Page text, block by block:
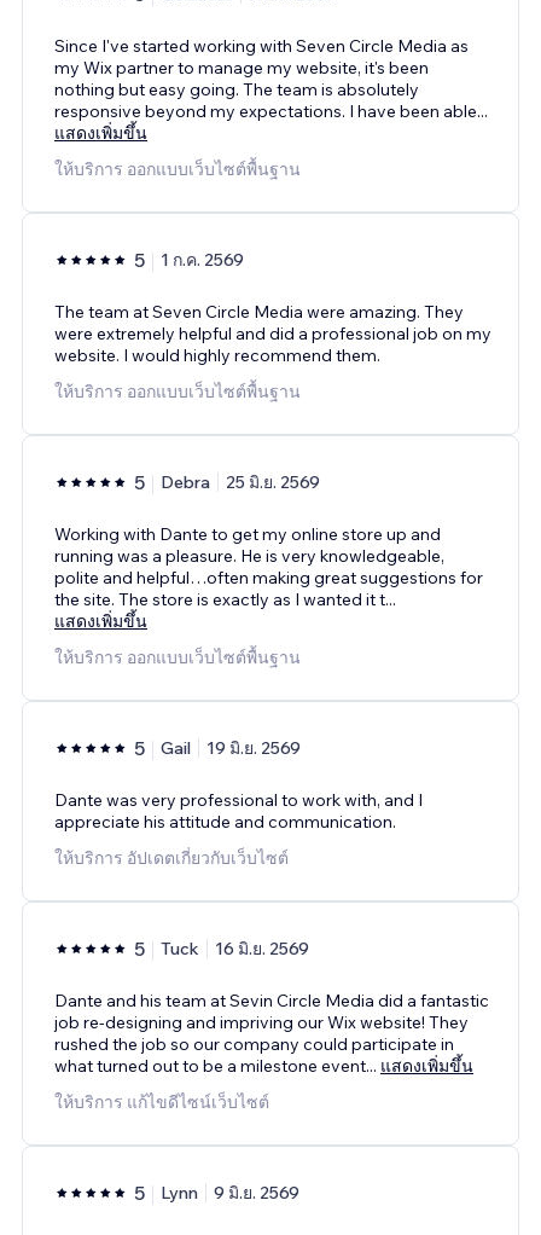
Since I've started working with Seven Circle Media as
my Wix partner to manage my website, it's been
nothing but easy going. The team is absolutely
responsive beyond my expectations. I have been able...
แสดงเพิ่มขึ้น
ให้บริการ ออกแบบเว็บไซต์พื้นฐาน
5 1 ก.ค. 2569
The team at Seven Circle Media were amazing. They
were extremely helpful and did a professional job on my
website. I would highly recommend them.
ให้บริการ ออกแบบเว็บไซต์พื้นฐาน
5 Debra 25 มิ.ย. 2569
Working with Dante to get my online store up and
running was a pleasure. He is very knowledgeable,
polite and helpful…often making great suggestions for
the site. The store is exactly as I wanted it t...
แสดงเพิ่มขึ้น
ให้บริการ ออกแบบเว็บไซต์พื้นฐาน
5 Gail 19 มิ.ย. 2569
Dante was very professional to work with, and I
appreciate his attitude and communication.
ให้บริการ อัปเดตเกี่ยวกับเว็บไซต์
5 Tuck 16 มิ.ย. 2569
Dante and his team at Sevin Circle Media did a fantastic
job re-designing and impriving our Wix website! They
rushed the job so our company could participate in
what turned out to be a milestone event... แสดงเพิ่มขึ้น
ให้บริการ แก้ไขดีไซน์เว็บไซต์
5 Lynn 9 มิ.ย. 2569